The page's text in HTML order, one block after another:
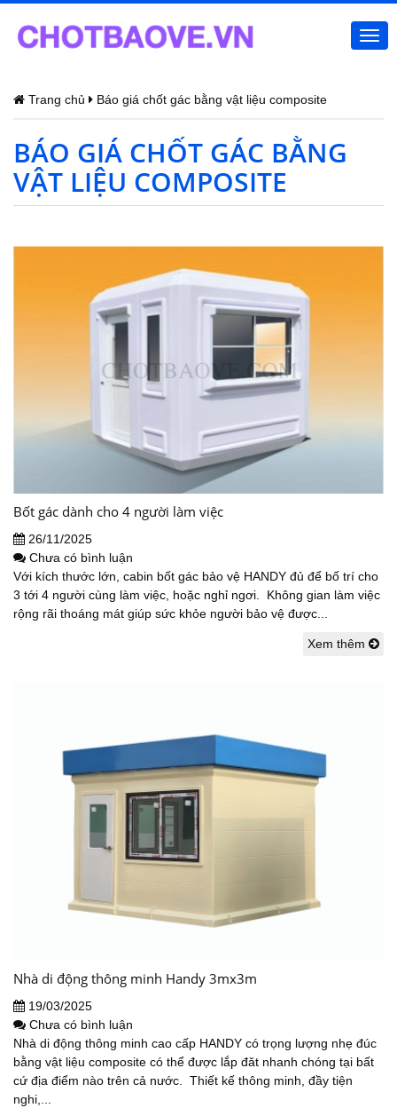
Trang chủ Báo giá chốt gác bằng vật liệu composite
BÁO GIÁ CHỐT GÁC BẰNG
VẬT LIỆU COMPOSITE
Bốt gác dành cho 4 người làm việc
26/11/2025
Chưa có bình luận
Với kích thước lớn, cabin bốt gác bảo vệ HANDY đủ để bố trí cho
3 tới 4 người cùng làm việc, hoặc nghỉ ngơi. Không gian làm việc
rộng rãi thoáng mát giúp sức khỏe người bảo vệ được...
Xem thêm
Nhà di động thông minh Handy 3mx3m
19/03/2025
Chưa có bình luận
Nhà di động thông minh cao cấp HANDY có trọng lượng nhẹ đúc
bằng vật liệu composite có thể được lắp đăt nhanh chóng tại bất
cứ địa điểm nào trên cả nước. Thiết kế thông minh, đầy tiện
nghi,...